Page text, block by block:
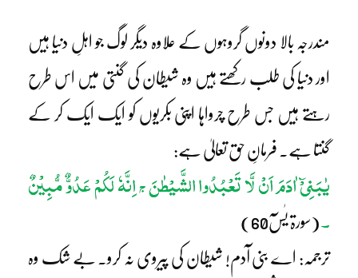
مندرجہ بالا دونوں گروہوں کے علاوہ دیگر لوگ جو اہلِ دنیا ہیں
اور دنیا کی طلب رکھتے ہیں وہ شیطان کی گنتی میں اس طرح
رہتے ہیں جس طرح چرواہا اپنی بکریوں کو ایک ایک کر کے
گنتا ہے۔ فرمانِ حق تعالیٰ ہے:
یٰبَنِیْٓ اٰدَمَ اَنْ لَّا تَعْبُدُوا الشَّیْطٰنَجاِنَّہٗ لَکُمْ عَدُوٌّ مُّبِیْنٌ
۔(سورۃ یٰسٓ60)
ترجمہ: اے بنی آدم! شیطان کی پیروی نہ کرو۔ بے شک وہ